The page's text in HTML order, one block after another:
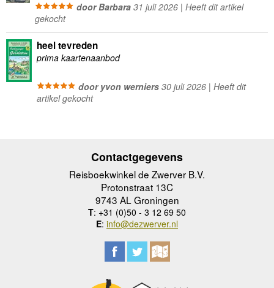
door Barbara31 juli 2026 | Heeft dit artikel
gekocht
heel tevreden
prima kaartenaanbod
door yvon werniers30 juli 2026 | Heeft dit
artikel gekocht
Contactgegevens
Reisboekwinkel de Zwerver B.V.
Protonstraat 13C
9743 AL Groningen
T: +31 (0)50 - 3 12 69 50
E: info@dezwerver.nl